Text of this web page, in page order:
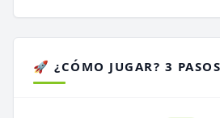
🚀 ¿CÓMO JUGAR? 3 PASOS